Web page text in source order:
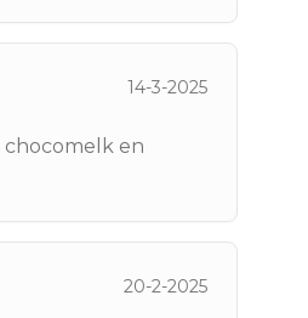
14-3-2025
en
20-2-2025